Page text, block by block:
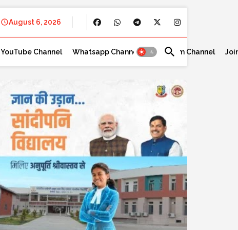
August 6, 2026
YouTube Channel Whatsapp Channel Telegram Channel